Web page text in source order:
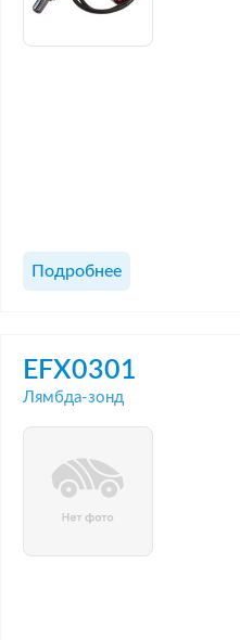
Подробнее
EFX0301
Лямбда-зонд